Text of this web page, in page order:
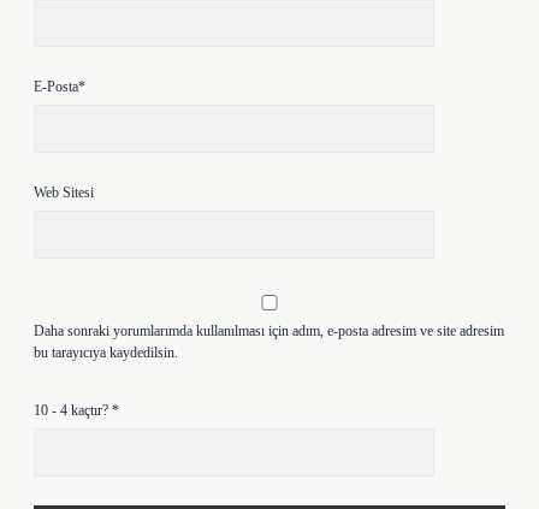
E-Posta*
Web Sitesi
Daha sonraki yorumlarımda kullanılması için adım, e-posta adresim ve site adresim
bu tarayıcıya kaydedilsin.
10 - 4 kaçtır? *